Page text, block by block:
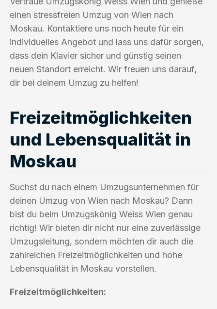
einen stressfreien Umzug von Wien nach
Moskau. Kontaktiere uns noch heute für ein
individuelles Angebot und lass uns dafür sorgen,
dass dein Klavier sicher und günstig seinen
neuen Standort erreicht. Wir freuen uns darauf,
dir bei deinem Umzug zu helfen!
Freizeitmöglichkeiten
und Lebensqualität in
Moskau
Suchst du nach einem Umzugsunternehmen für
deinen Umzug von Wien nach Moskau? Dann
bist du beim Umzugskönig Weiss Wien genau
richtig! Wir bieten dir nicht nur eine zuverlässige
Umzugsleitung, sondern möchten dir auch die
zahlreichen Freizeitmöglichkeiten und hohe
Lebensqualität in Moskau vorstellen.
Freizeitmöglichkeiten: